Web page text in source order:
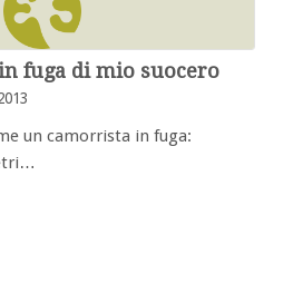
fuga di mio suocero
un camorrista in fuga: